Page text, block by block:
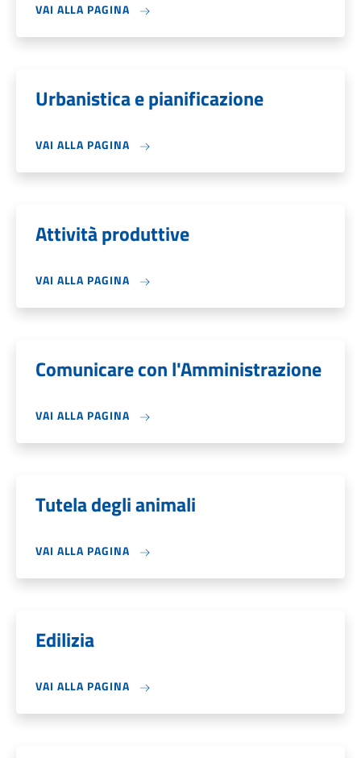
VAI ALLA PAGINA
Urbanistica e pianificazione
VAI ALLA PAGINA
Attività produttive
VAI ALLA PAGINA
Comunicare con l'Amministrazione
VAI ALLA PAGINA
Tutela degli animali
VAI ALLA PAGINA
Edilizia
VAI ALLA PAGINA